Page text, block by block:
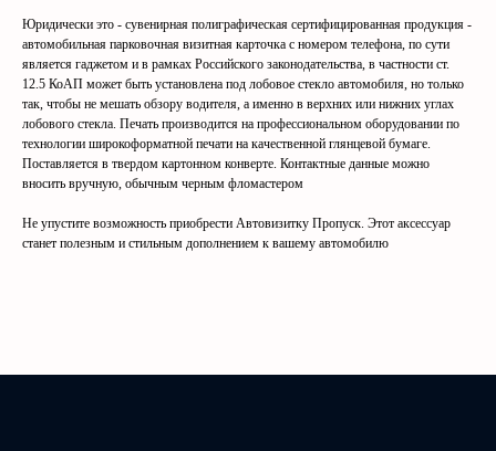
Юридически это - сувенирная полиграфическая сертифицированная продукция -
автомобильная парковочная визитная карточка с номером телефона, по сути
является гаджетом и в рамках Российского законодательства, в частности ст.
12.5 КоАП может быть установлена под лобовое стекло автомобиля, но только
так, чтобы не мешать обзору водителя, а именно в верхних или нижних углах
лобового стекла. Печать производится на профессиональном оборудовании по
технологии широкоформатной печати на качественной глянцевой бумаге.
Поставляется в твердом картонном конверте. Контактные данные можно
вносить вручную, обычным черным фломастером
Не упустите возможность приобрести Автовизитку Пропуск. Этот аксессуар
станет полезным и стильным дополнением к вашему автомобилю